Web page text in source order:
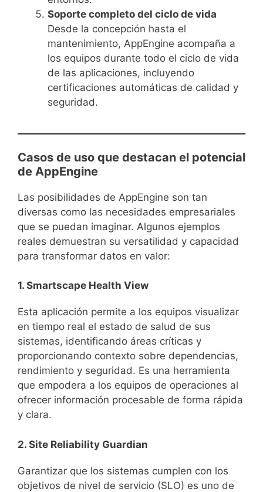
Soporte completo del ciclo de vida
Desde la concepción hasta el
mantenimiento, AppEngine acompaña a
los equipos durante todo el ciclo de vida
de las aplicaciones, incluyendo
certificaciones automáticas de calidad y
seguridad.
Casos de uso que destacan el potencial
de AppEngine
Las posibilidades de AppEngine son tan
diversas como las necesidades empresariales
que se puedan imaginar. Algunos ejemplos
reales demuestran su versatilidad y capacidad
para transformar datos en valor:
1. Smartscape Health View
Esta aplicación permite a los equipos visualizar
en tiempo real el estado de salud de sus
sistemas, identificando áreas críticas y
proporcionando contexto sobre dependencias,
rendimiento y seguridad. Es una herramienta
que empodera a los equipos de operaciones al
ofrecer información procesable de forma rápida
y clara.
2. Site Reliability Guardian
Garantizar que los sistemas cumplen con los
objetivos de nivel de servicio (SLO) es uno de